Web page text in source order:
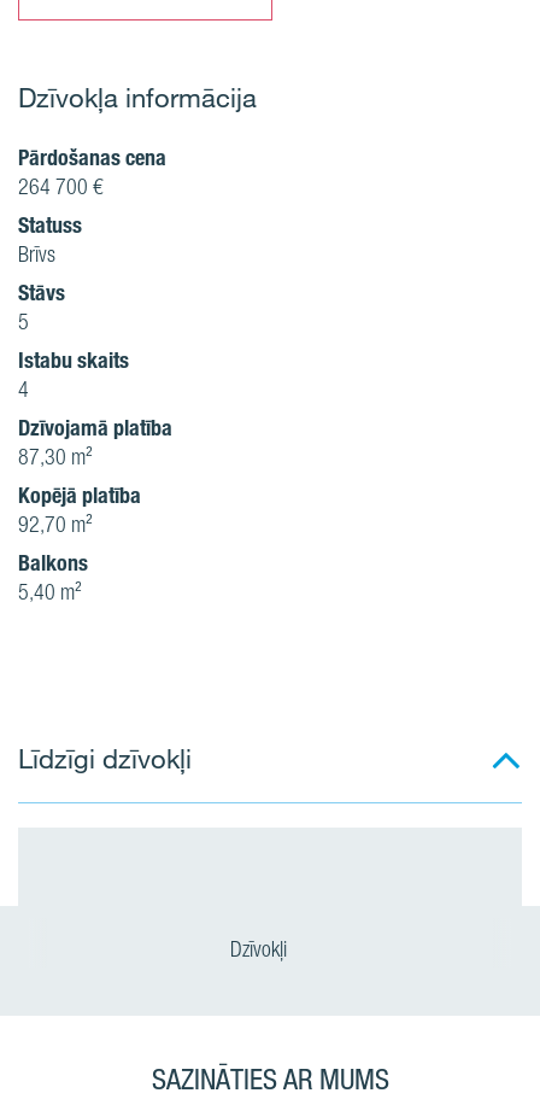
Dzīvokļa informācija
Pārdošanas cena
264 700 €
Statuss
Brīvs
Stāvs
5
Istabu skaits
4
Dzīvojamā platība
87,30 m²
Kopējā platība
92,70 m²
Balkons
5,40 m²
Līdzīgi dzīvokļi
Dzīvokļi
SAZINĀTIES AR MUMS